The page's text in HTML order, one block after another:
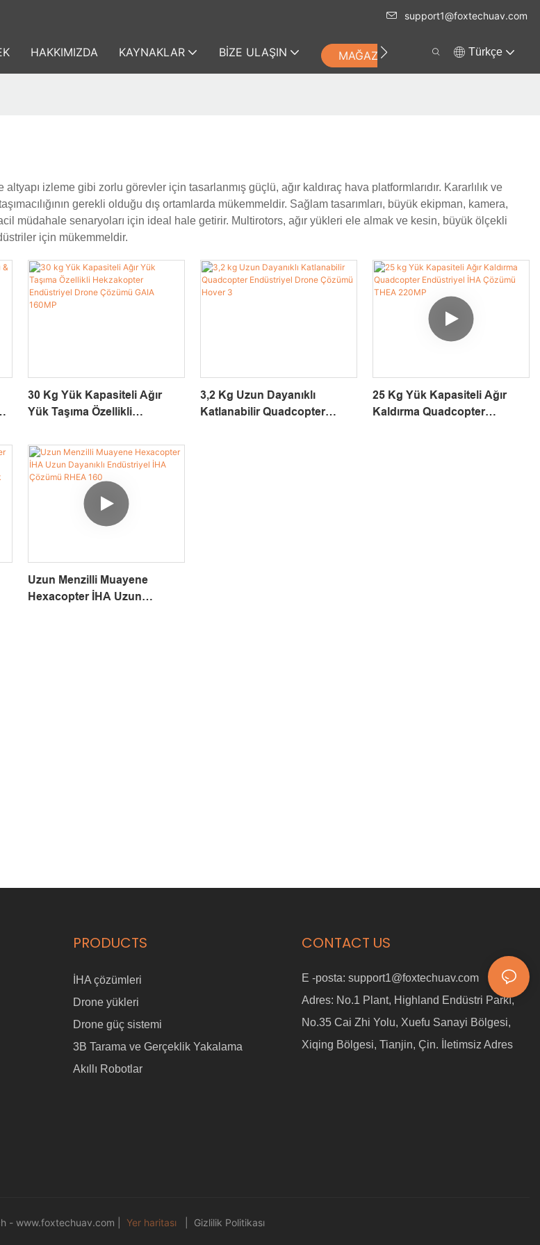
support1@foxtechuav.com
HAKKIMIZDA KAYNAKLAR BIZE ULAŞIN MAĞAZA Türkçe
izleme gibi zorlu görevler için tasarlanmış güçlü, ağır kaldıraç hava platformlarıdır. Kararlılık ve
gerekli olduğu dış ortamlarda mükemmeldir. Sağlam tasarımları, büyük ekipman, kamera,
müdahale senaryoları için ideal hale getirir. Multirotors, ağır yükleri ele almak ve kesin, büyük ölçekli
için mükemmeldir.
30 Kg Yük Kapasiteli Ağır
Yük Taşıma Özellikli
Drone Çözümü GAIA 160MP
3,2 Kg Uzun Dayanıklı
Katlanabilir Quadcopter
25 Kg Yük Kapasiteli Ağır
Kaldırma Quadcopter
Uzun Menzilli Muayene
Hexacopter İHA Uzun
PRODUCTS
İHA çözümleri
Drone yükleri
Drone güç sistemi
3B Tarama ve Gerçeklik Yakalama
Akıllı Robotlar
CONTACT US
E -posta: support1@foxtechuav.com
Adres: No.1 Plant, Highland Endüstri Parkı,
No.35 Cai Zhi Yolu, Xuefu Sanayi Bölgesi,
Xiqing Bölgesi, Tianjin, Çin. İletimsiz Adres
- www.foxtechuav.com Yer haritası Gizlilik Politikası